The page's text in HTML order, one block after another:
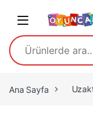
Open
Ara:
Ana Sayfa